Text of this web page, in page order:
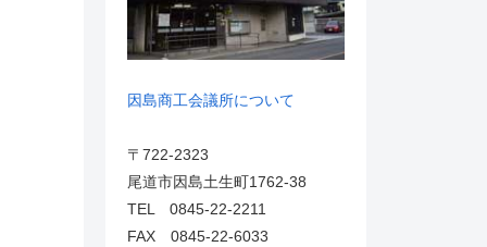
因島商工会議所について
〒722-2323
尾道市因島土生町1762-38
TEL 0845-22-2211
FAX 0845-22-6033